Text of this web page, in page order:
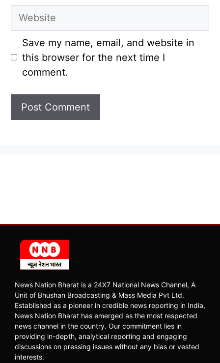
Website
Save my name, email, and website in
this browser for the next time I
comment.
News Nation Bharat is a 24X7 National News Channel, A
Unit of Bhushan Broadcasting & Mass Media Pvt Ltd.
Established as a pioneer in credible news reporting in India,
News Nation Bharat has emerged as the most respected
news channel in the country. Our commitment lies in
providing in-depth, analytical reporting and engaging
discussions on pressing issues without any bias or vested
interests.